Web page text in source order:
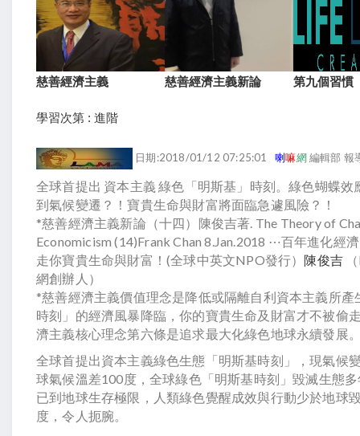
慈善經濟主義 慈善經濟主義新論 第九個習慣
學習次第 : 進階
日期:2018/01/12 07:25:01喇嘛網編輯部 報
全球首提出 資本主義 綠色「明斯基」時刻。綠色蝴蝶效
到氣候變遷？！寶貴生命與財富將面臨急遽風險？！
*慈善經濟主義新論（十四）陳俊吉著. The Theory of
Economicism (14)Frank Chan 8.Jan.2018 ⋯百年進化經
走你寶貴生命與財富！(全球中英文NPO發行） 陳俊吉
網創辦人）
*慈善經濟主義價值理念是降低或隔離自利資本主義所產
時刻」的經濟風暴降臨，你的寶貴生命及財富才不被偷
濟主義核心理念第六條是追求最大化綠色地球永續發展
全球首提出資本主義綠色生態「明斯基時刻」，現氣候
球氣候溫差100度，全球綠色「明斯基時刻」毀滅生態
已到地球生存極限，人類綠色覺醒成效與行動少於地球
度，令人扼腕。